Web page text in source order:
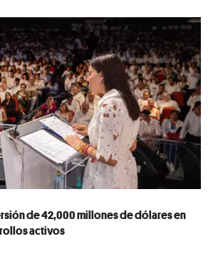
de 42,000 millones de dólares en
activos